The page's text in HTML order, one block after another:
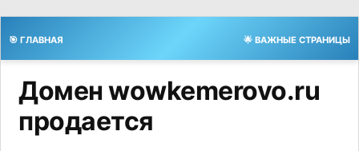
🎯 ГЛАВНАЯ 🌟 ВАЖНЫЕ СТРАНИЦЫ
Домен wowkemerovo.ru
продается